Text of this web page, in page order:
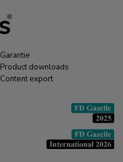
Garantie
Product downloads
Content export